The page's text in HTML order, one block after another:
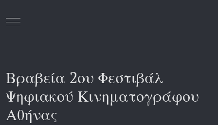
Mobile Menu Toggle
Βραβεία 2ου Φεστιβάλ
Ψηφιακού Κινηματογράφου
Αθήνας